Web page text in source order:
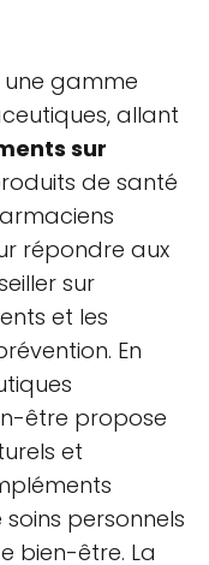
gamme
allant
sur
de santé
répondre aux
sur
et les
En
être propose
et
personnels
bien-être. La